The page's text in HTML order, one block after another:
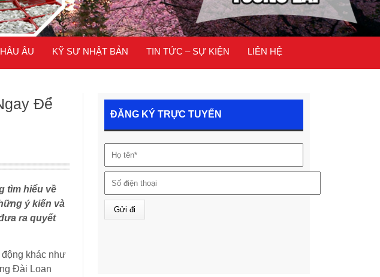
ÂU KỸ SƯ NHẬT BẢN TIN TỨC – SỰ KIỆN LIÊN HỆ
Để
tìm hiểu về
ý kiến và
ra quyết
khác như
Đài Loan
ĐĂNG KÝ TRỰC TUYẾN